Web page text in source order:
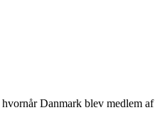
Danmark blev